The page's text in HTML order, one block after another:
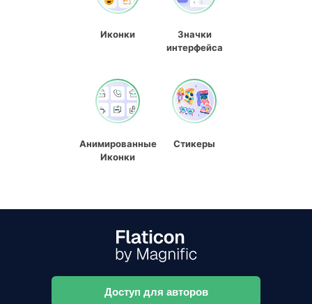
Иконки
Значки
интерфейса
Анимированные
Иконки
Стикеры
Доступ для авторов